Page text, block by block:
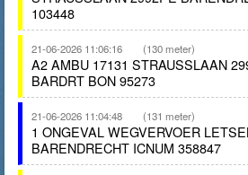
103448
21-06-2026 11:06:16 (130 meter)
A2 AMBU 17131 STRAUSSLAAN
BARDRT BON 95273
21-06-2026 11:04:48 (131 meter)
1 ONGEVAL WEGVERVOER
BARENDRECHT ICNUM 358847